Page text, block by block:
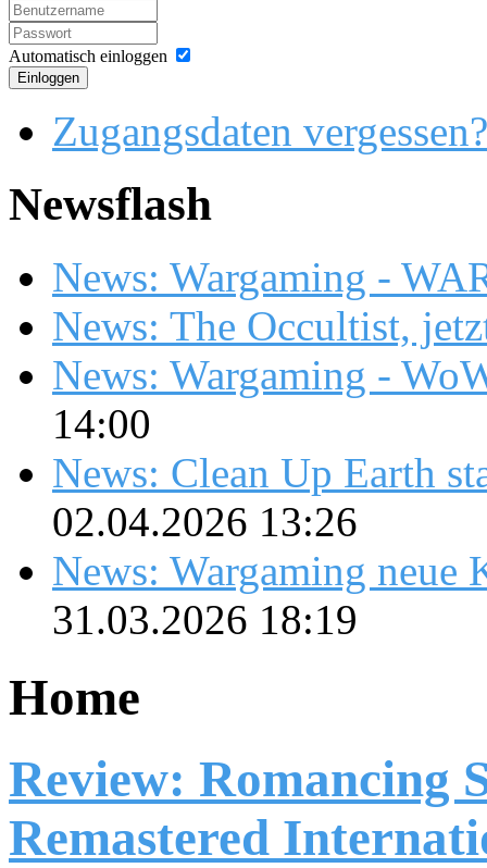
Automatisch einloggen
Einloggen
Zugangsdaten vergessen?
Newsflash
News: Wargaming -
News: The Occultist,
News: Wargaming -
14:00
News: Clean Up Earth
02.04.2026 13:26
News: Wargaming neue
31.03.2026 18:19
Home
Review: Romancing
Remastered